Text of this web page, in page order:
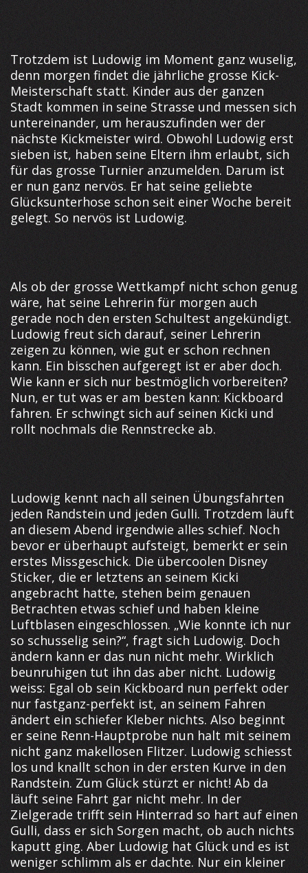
Trotzdem ist Ludowig im Moment ganz wuselig,
denn morgen findet die jährliche grosse Kick-
Meisterschaft statt. Kinder aus der ganzen
Stadt kommen in seine Strasse und messen sich
untereinander, um herauszufinden wer der
nächste Kickmeister wird. Obwohl Ludowig erst
sieben ist, haben seine Eltern ihm erlaubt, sich
für das grosse Turnier anzumelden. Darum ist
er nun ganz nervös. Er hat seine geliebte
Glücksunterhose schon seit einer Woche bereit
gelegt. So nervös ist Ludowig.
Als ob der grosse Wettkampf nicht schon genug
wäre, hat seine Lehrerin für morgen auch
gerade noch den ersten Schultest angekündigt.
Ludowig freut sich darauf, seiner Lehrerin
zeigen zu können, wie gut er schon rechnen
kann. Ein bisschen aufgeregt ist er aber doch.
Wie kann er sich nur bestmöglich vorbereiten?
Nun, er tut was er am besten kann: Kickboard
fahren. Er schwingt sich auf seinen Kicki und
rollt nochmals die Rennstrecke ab.
Ludowig kennt nach all seinen Übungsfahrten
jeden Randstein und jeden Gulli. Trotzdem läuft
an diesem Abend irgendwie alles schief. Noch
bevor er überhaupt aufsteigt, bemerkt er sein
erstes Missgeschick. Die übercoolen Disney
Sticker, die er letztens an seinem Kicki
angebracht hatte, stehen beim genauen
Betrachten etwas schief und haben kleine
Luftblasen eingeschlossen. „Wie konnte ich nur
so schusselig sein?“, fragt sich Ludowig. Doch
ändern kann er das nun nicht mehr. Wirklich
beunruhigen tut ihn das aber nicht. Ludowig
weiss: Egal ob sein Kickboard nun perfekt oder
nur fastganz-perfekt ist, an seinem Fahren
ändert ein schiefer Kleber nichts. Also beginnt
er seine Renn-Hauptprobe nun halt mit seinem
nicht ganz makellosen Flitzer. Ludowig schiesst
los und knallt schon in der ersten Kurve in den
Randstein. Zum Glück stürzt er nicht! Ab da
läuft seine Fahrt gar nicht mehr. In der
Zielgerade trifft sein Hinterrad so hart auf einen
Gulli, dass er sich Sorgen macht, ob auch nichts
kaputt ging. Aber Ludowig hat Glück und es ist
weniger schlimm als er dachte. Nur ein kleiner